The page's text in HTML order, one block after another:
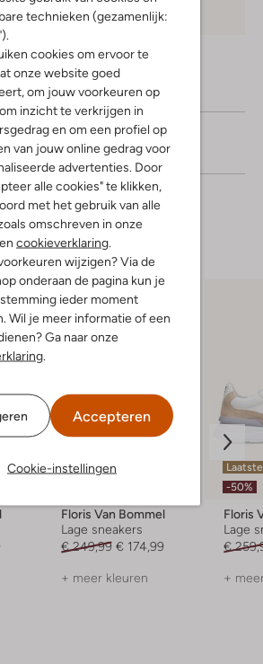
technieken (gezamenlijk:
cookies om ervoor te
onze website goed
om jouw voorkeuren op
inzicht te verkrijgen in
en om een profiel op
van jouw online gedrag voor
advertenties. Door
alle cookies" te klikken,
met het gebruik van alle
omschreven in onze
en cookieverklaring.
wijzigen? Via de
onderaan de pagina kun je
ieder moment
Wil je meer informatie of een
Ga naar onze
.
Accepteren
Cookie-instellingen
Floris Van Bommel
Lage sneakers
€ 249,99 € 174,99
+ meer kleuren
-50%
Floris
Lage
€
+